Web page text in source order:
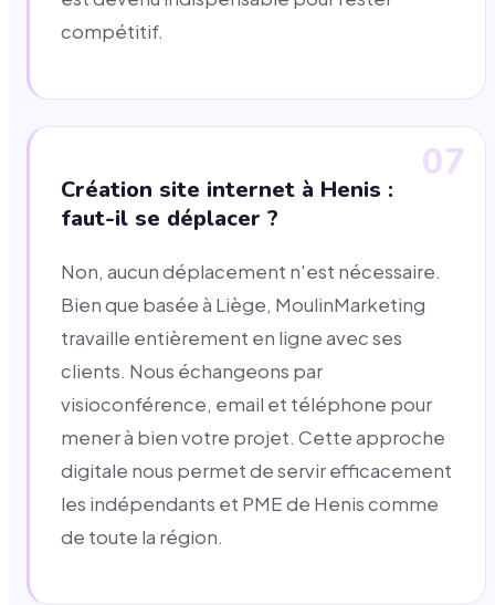
compétitif.
07
Création site internet à Henis :
faut-il se déplacer ?
Non, aucun déplacement n'est nécessaire.
Bien que basée à Liège, MoulinMarketing
travaille entièrement en ligne avec ses
clients. Nous échangeons par
visioconférence, email et téléphone pour
mener à bien votre projet. Cette approche
digitale nous permet de servir efficacement
les indépendants et PME de Henis comme
de toute la région.